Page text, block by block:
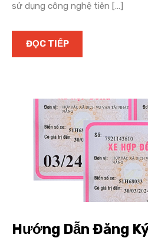
sử dụng công nghệ tiên […]
ĐỌC TIẾP
Hướng Dẫn Đăng